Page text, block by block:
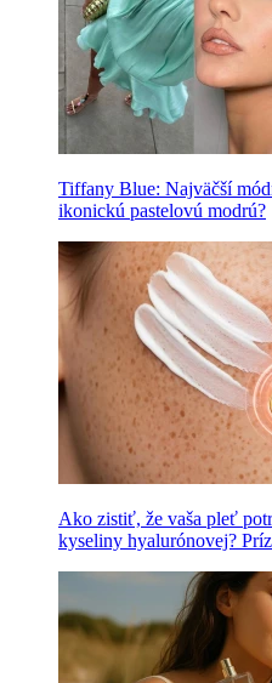
Tiffany Blue: Najväčší
ikonickú pastelovú modrú?
Ako zistiť, že vaša pleť
kyseliny hyalurónovej?